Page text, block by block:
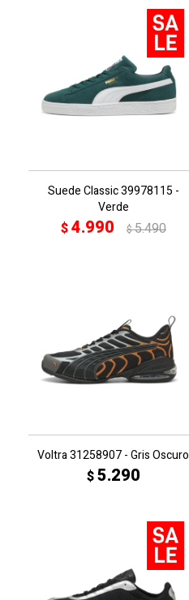
Suede Classic 39978115 -
Verde
$4.990 $5.490
Voltra 31258907 - Gris Oscuro
$5.290